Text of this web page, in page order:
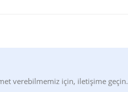
verebilmemiz için, iletişime geçin.